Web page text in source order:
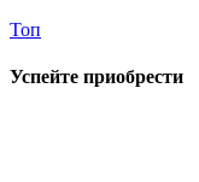
Топ
Успейте приобрести